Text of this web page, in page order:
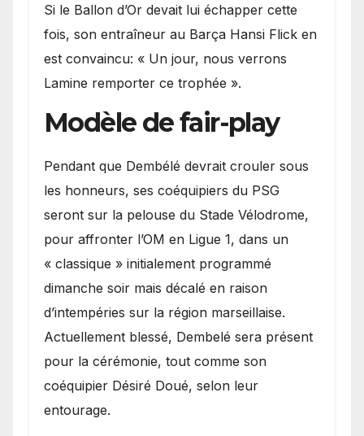
Si le Ballon d’Or devait lui échapper cette
fois, son entraîneur au Barça Hansi Flick en
est convaincu: « Un jour, nous verrons
Lamine remporter ce trophée ».
Modèle de fair-play
Pendant que Dembélé devrait crouler sous
les honneurs, ses coéquipiers du PSG
seront sur la pelouse du Stade Vélodrome,
pour affronter l’OM en Ligue 1, dans un
« classique » initialement programmé
dimanche soir mais décalé en raison
d’intempéries sur la région marseillaise.
Actuellement blessé, Dembelé sera présent
pour la cérémonie, tout comme son
coéquipier Désiré Doué, selon leur
entourage.